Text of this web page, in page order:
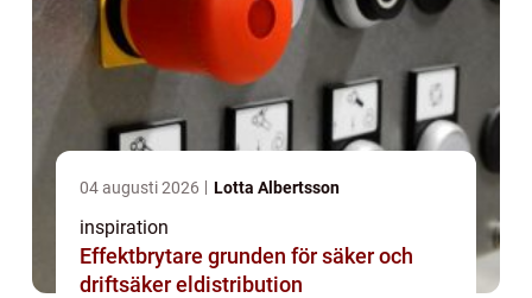
04 augusti 2026 Lotta Albertsson
inspiration
Effektbrytare grunden för säker och
driftsäker eldistribution